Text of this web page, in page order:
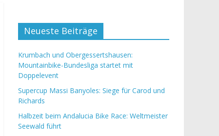
Neueste Beiträge
Krumbach und Obergessertshausen:
Mountainbike-Bundesliga startet mit
Doppelevent
Supercup Massi Banyoles: Siege für Carod und
Richards
Halbzeit beim Andalucia Bike Race: Weltmeister
Seewald führt